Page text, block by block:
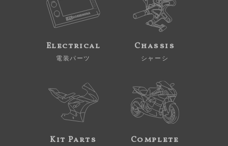
Electrical
電装パーツ
Chassis
シャーシ
Kit Parts Complete